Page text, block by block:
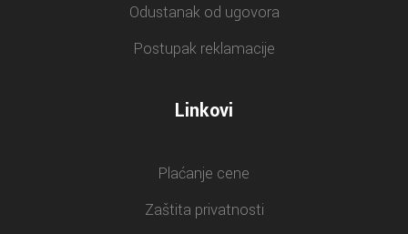
Odustanak od ugovora
Postupak reklamacije
Linkovi
Plaćanje cene
Zaštita privatnosti